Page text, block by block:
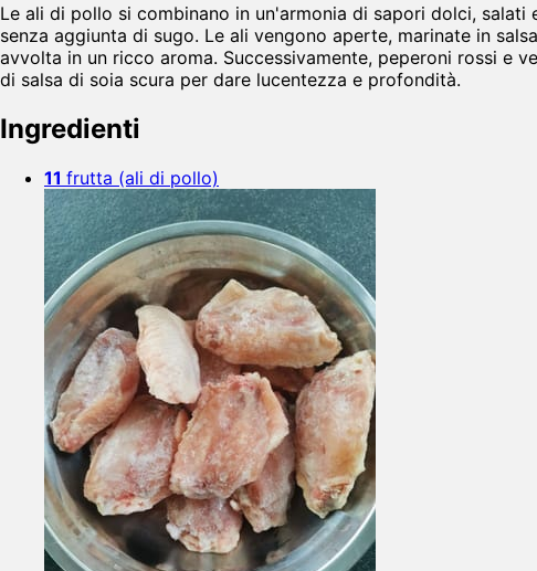
Le ali di pollo si combinano in un'armonia di sapori dolci,
senza aggiunta di sugo. Le ali vengono aperte, marinate in
avvolta in un ricco aroma. Successivamente, peperoni rossi e
di salsa di soia scura per dare lucentezza e profondità.
Ingredienti
11 frutta (ali di pollo)